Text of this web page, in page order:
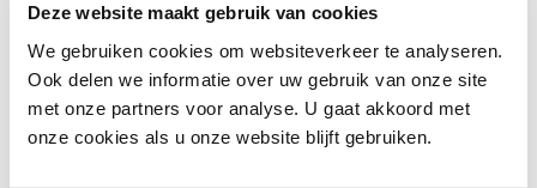
Deze website maakt gebruik van cookies
We gebruiken cookies om websiteverkeer te analyseren.
Ook delen we informatie over uw gebruik van onze site
met onze partners voor analyse. U gaat akkoord met
onze cookies als u onze website blijft gebruiken.
Ben Bijnens, directeur van Coca-Cola Nederland, heeft
hoge verwachtingen van de introductie: ‘De hard seltzer
is de afgelopen jaren exponentieel gegroeid in de VS en
inmiddels begint deze categorie ook terrein te winnen in